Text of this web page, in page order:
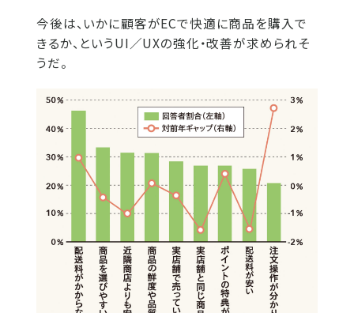
今後は、いかに顧客がECで快適に商品を購入で
きるか、というUI／UXの強化・改善が求められそ
うだ。